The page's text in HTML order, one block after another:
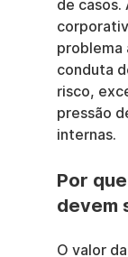
de casos.
problema
conduta
risco,
pressão
internas.
Por
devem
O valor